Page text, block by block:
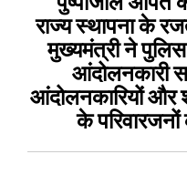
राज्य स्थापना के
मुख्यमंत्री ने
आंदोलनकारी
आंदोलनकारियों और
के परिवारजनों